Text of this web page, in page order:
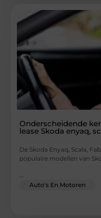
Onderscheidende
lease Skoda enyaq,
De Skoda Enyaq, Scala,
populaire modellen van
Auto's En Motoren